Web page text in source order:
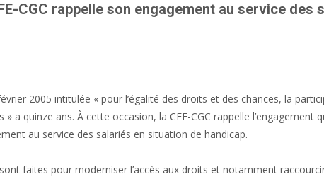
CGC rappelle son engagement au service des
2005 intitulée « pour l’égalité des droits et des chances, la
» a quinze ans. À cette occasion, la CFE-CGC rappelle
au service des salariés en situation de handicap.
faites pour moderniser l’accès aux droits et notamment